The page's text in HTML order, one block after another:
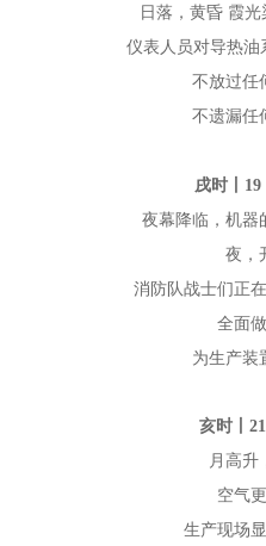
日落，黄昏 霞
仪表人员对导热油
不放过任
不遗漏任
戌时丨19
夜幕降临，机器
夜，
消防队战士们正
全面
为生产装
亥时丨
月高升
空气
生产现场